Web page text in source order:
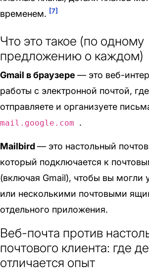
временем. [7]
Что это такое (по одному
предложению о каждом)
Gmail в браузере — это веб-
работы с электронной почтой,
отправляете и организуете
mail.google.com .
Mailbird— это настольный
который подключается к
(включая Gmail), чтобы вы могли
или несколькими почтовыми
отдельного приложения.
Веб-почта против
почтового клиента: где
отличается опыт